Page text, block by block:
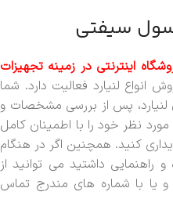
سیفتی
اینترنتی در زمینه تجهیزات
انواع لنیارد فعالیت دارد. شما
لنیارد، پس از بررسی مشخصات و
نظر خود را با اطمینان کامل
کنید. همچنین اگر در هنگام
و راهنمایی داشتید می توانید از
و یا با شماره های مندرج تماس